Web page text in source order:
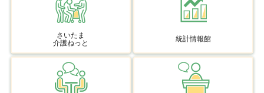
さいたま
介護ねっと
統計情報館